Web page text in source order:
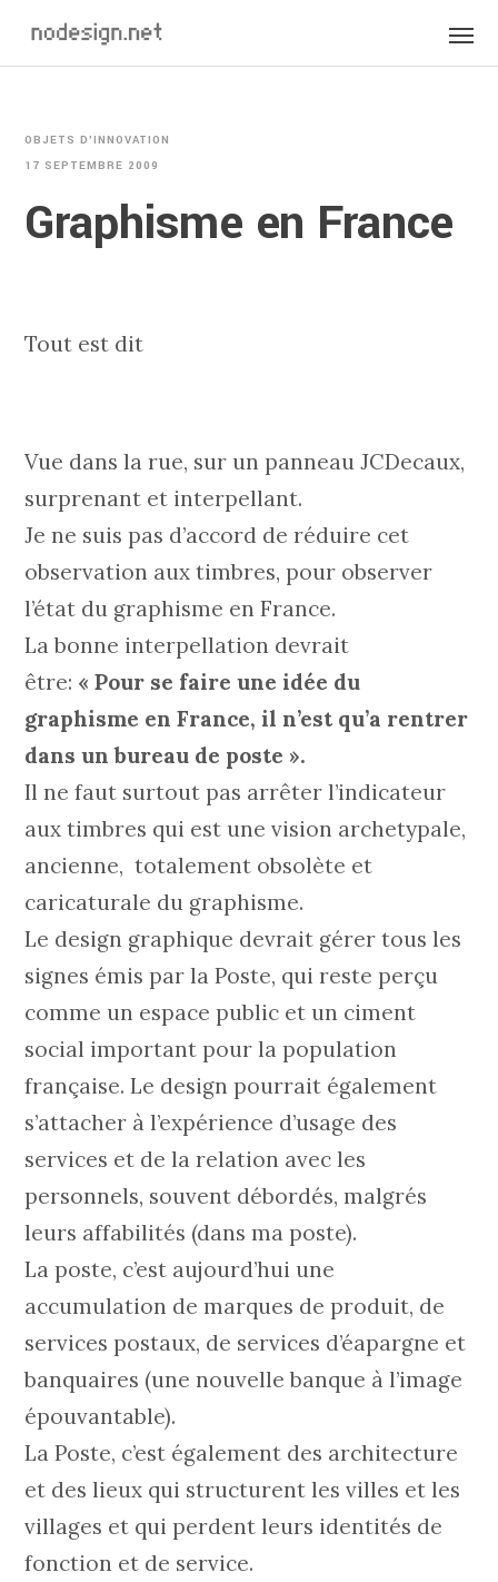
OBJETS D'INNOVATION
17 SEPTEMBRE 2009
Graphisme en France
Tout est dit
Vue dans la rue, sur un panneau JCDecaux,
surprenant et interpellant.
Je ne suis pas d’accord de réduire cet
observation aux timbres, pour observer
l’état du graphisme en France.
La bonne interpellation devrait
être: « Pour se faire une idée du
graphisme en France, il n’est qu’a rentrer
dans un bureau de poste ».
Il ne faut surtout pas arrêter l’indicateur
aux timbres qui est une vision archetypale,
ancienne, totalement obsolète et
caricaturale du graphisme.
Le design graphique devrait gérer tous les
signes émis par la Poste, qui reste perçu
comme un espace public et un ciment
social important pour la population
française. Le design pourrait également
s’attacher à l’expérience d’usage des
services et de la relation avec les
personnels, souvent débordés, malgrés
leurs affabilités (dans ma poste).
La poste, c’est aujourd’hui une
accumulation de marques de produit, de
services postaux, de services d’éapargne et
banquaires (une nouvelle banque à l’image
épouvantable).
La Poste, c’est également des architecture
et des lieux qui structurent les villes et les
villages et qui perdent leurs identités de
fonction et de service.